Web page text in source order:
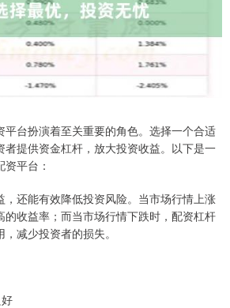
平台扮演着至关重要的角色。选择一个合适
者提供资金杠杆，放大投资收益。以下是一
平台：
，还能有效降低投资风险。当市场行情上涨
的收益率；而当市场行情下跌时，配资杠杆
减少投资者的损失。